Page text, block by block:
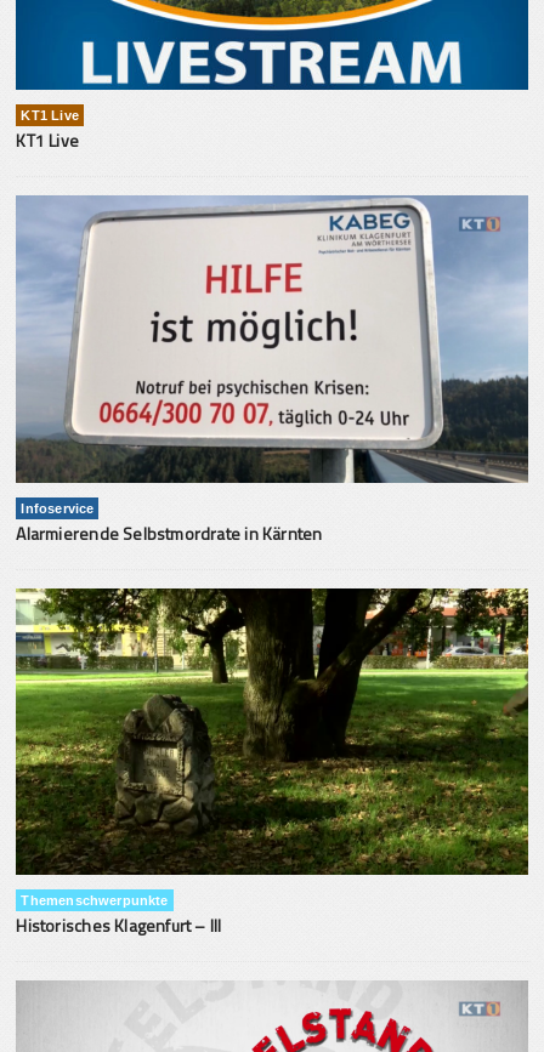
KT1 Live
KT1 Live
Infoservice
Alarmierende Selbstmordrate in Kärnten
Themenschwerpunkte
Historisches Klagenfurt – III